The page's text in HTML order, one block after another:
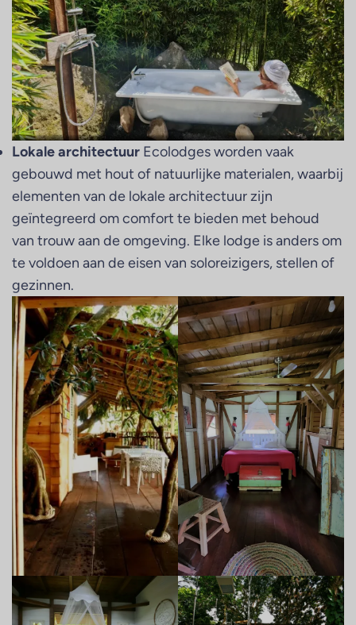
Lokale architectuur Ecolodges worden vaak
gebouwd met hout of natuurlijke materialen, waarbij
elementen van de lokale architectuur zijn
geïntegreerd om comfort te bieden met behoud
van trouw aan de omgeving. Elke lodge is anders om
te voldoen aan de eisen van soloreizigers, stellen of
gezinnen.